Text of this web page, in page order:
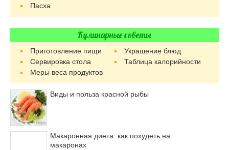
Пасха
Кулинарные советы
Приготовление пищи
Украшение блюд
Сервировка стола
Таблица калорийности
Меры веса продуктов
Виды и польза красной рыбы
Макаронная диета: как похудеть на
макаронах